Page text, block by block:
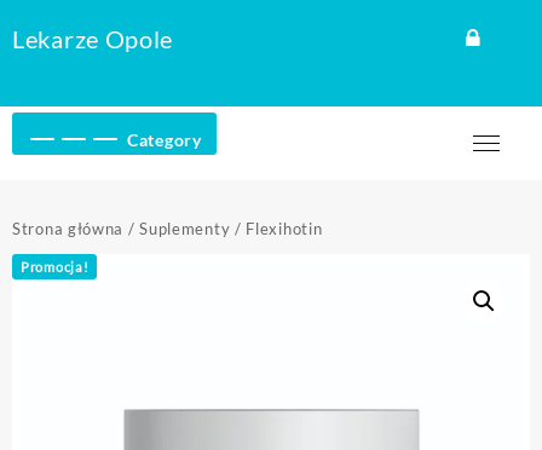
toLekarze Opole
Category
Strona główna /Suplementy / Flexihotin
Promocja!